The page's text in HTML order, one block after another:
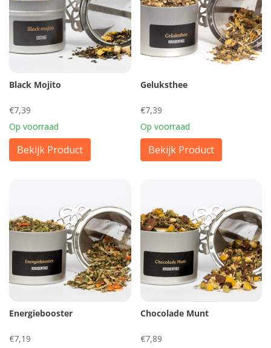
Black Mojito
€7,39
Op voorraad
Bekijk Product
Geluksthee
€7,39
Op voorraad
Bekijk Product
Energiebooster
€7,19
Chocolade Munt
€7,89